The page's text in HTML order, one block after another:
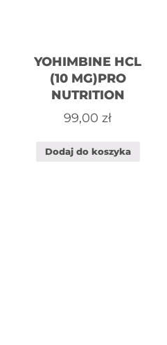
YOHIMBINE HCL
(10 MG)PRO
NUTRITION
99,00zł
Dodaj do koszyka